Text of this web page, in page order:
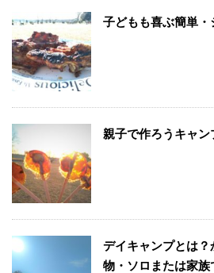
子どもも喜ぶ簡単
親子で作ろうキャ
デイキャンプとは
物・ソロまたは家族